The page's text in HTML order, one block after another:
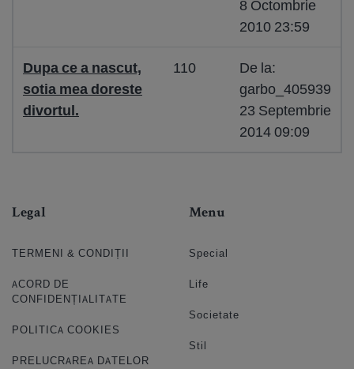
8 Octombrie
2010 23:59
Dupa ce a nascut,
sotia mea doreste
divortul.
110
De la:
garbo_405939
23 Septembrie
2014 09:09
Legal
TERMENI & CONDIȚII
ACORD DE
CONFIDENȚIALITATE
POLITICA COOKIES
PRELUCRAREA DATELOR
Menu
Special
Life
Societate
Stil